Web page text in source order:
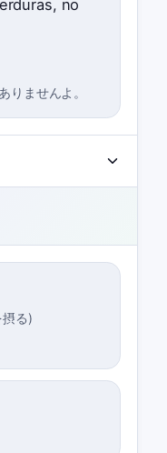
no
りませんよ。
摂る)